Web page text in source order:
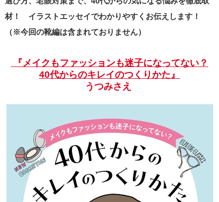
材！ イラストエッセイでわかりやすくお伝えします！
（※今回の靴編は含まれておりません）
『メイクもファッションも迷子になってない？
40代からのキレイのつくりかた』
うつみさえ